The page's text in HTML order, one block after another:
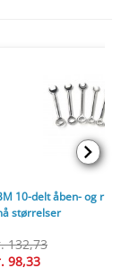
10-delt åben- og
størrelser
132,73
98,33